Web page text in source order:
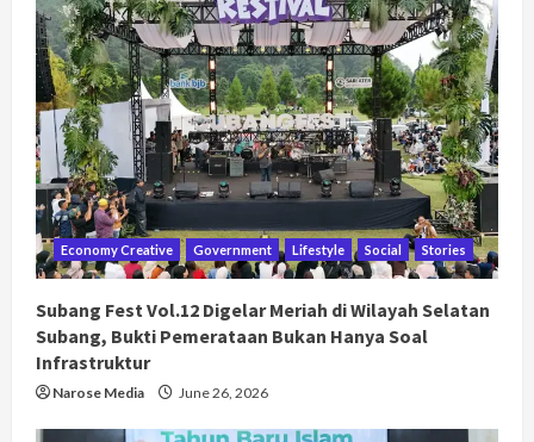
Economy Creative Government Lifestyle Social Stories
Subang Fest Vol.12 Digelar Meriah di Wilayah Selatan
Subang, Bukti Pemerataan Bukan Hanya Soal
Infrastruktur
Narose Media June 26, 2026